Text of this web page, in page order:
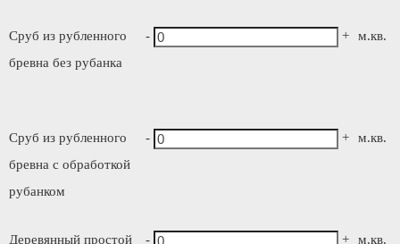
Сруб из рубленного
бревна без рубанка
- + м.кв.
Сруб из рубленного
бревна с обработкой
рубанком
- + м.кв.
Деревянный простой - + м.кв.